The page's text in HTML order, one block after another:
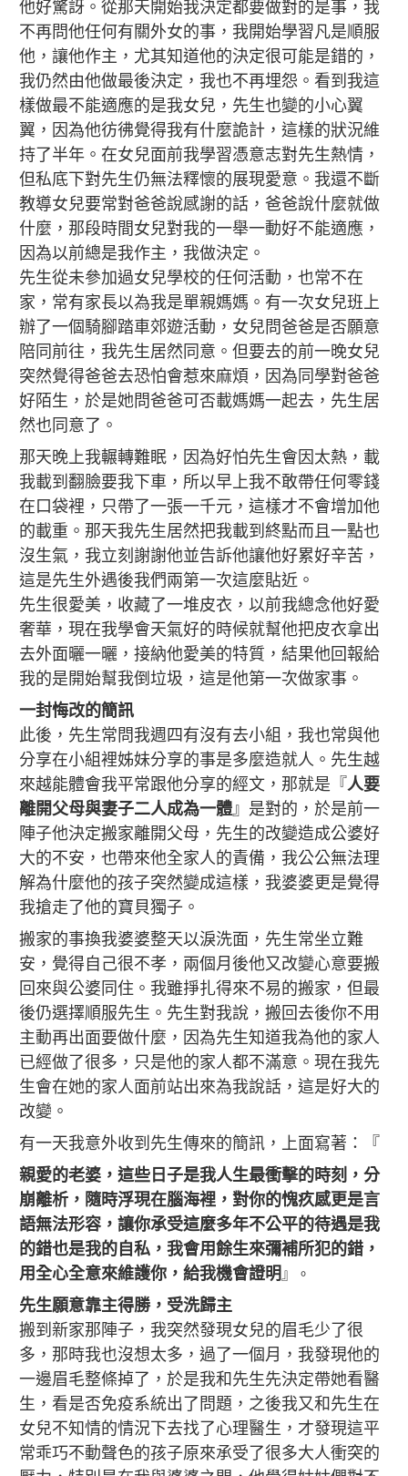
他好驚訝。從那天開始我決定都要做對的是事，我
不再問他任何有關外女的事，我開始學習凡是順服
他，讓他作主，尤其知道他的決定很可能是錯的，
我仍然由他做最後決定，我也不再埋怨。看到我這
樣做最不能適應的是我女兒，先生也變的小心翼
翼，因為他彷彿覺得我有什麼詭計，這樣的狀況維
持了半年。在女兒面前我學習憑意志對先生熱情，
但私底下對先生仍無法釋懷的展現愛意。我還不斷
教導女兒要常對爸爸說感謝的話，爸爸說什麼就做
什麼，那段時間女兒對我的一舉一動好不能適應，
因為以前總是我作主，我做決定。
先生從未參加過女兒學校的任何活動，也常不在
家，常有家長以為我是單親媽媽。有一次女兒班上
辦了一個騎腳踏車郊遊活動，女兒問爸爸是否願意
陪同前往，我先生居然同意。但要去的前一晚女兒
突然覺得爸爸去恐怕會惹來麻煩，因為同學對爸爸
好陌生，於是她問爸爸可否載媽媽一起去，先生居
然也同意了。
那天晚上我輾轉難眠，因為好怕先生會因太熱，載
我載到翻臉要我下車，所以早上我不敢帶任何零錢
在口袋裡，只帶了一張一千元，這樣才不會增加他
的載重。那天我先生居然把我載到終點而且一點也
沒生氣，我立刻謝謝他並告訴他讓他好累好辛苦，
這是先生外遇後我們兩第一次這麼貼近。
先生很愛美，收藏了一堆皮衣，以前我總念他好愛
奢華，現在我學會天氣好的時候就幫他把皮衣拿出
去外面曬一曬，接納他愛美的特質，結果他回報給
我的是開始幫我倒垃圾，這是他第一次做家事。
一封悔改的簡訊
此後，先生常問我週四有沒有去小組，我也常與他
分享在小組裡姊妹分享的事是多麼造就人。先生越
來越能體會我平常跟他分享的經文，那就是『 人要
離開父母與妻子二人成為一體』是對的，於是前一
陣子他決定搬家離開父母，先生的改變造成公婆好
大的不安，也帶來他全家人的責備，我公公無法理
解為什麼他的孩子突然變成這樣，我婆婆更是覺得
我搶走了他的寶貝獨子。
搬家的事換我婆婆整天以淚洗面，先生常坐立難
安，覺得自己很不孝，兩個月後他又改變心意要搬
回來與公婆同住。我雖掙扎得來不易的搬家，但最
後仍選擇順服先生。先生對我說，搬回去後你不用
主動再出面要做什麼，因為先生知道我為他的家人
已經做了很多，只是他的家人都不滿意。現在我先
生會在她的家人面前站出來為我說話，這是好大的
改變。
有一天我意外收到先生傳來的簡訊，上面寫著：『
親愛的老婆，這些日子是我人生最衝擊的時刻，分
崩離析，隨時浮現在腦海裡，對你的愧疚感更是言
語無法形容，讓你承受這麼多年不公平的待遇是我
的錯也是我的自私，我會用餘生來彌補所犯的錯，
用全心全意來維護你，給我機會證明 』。
先生願意靠主得勝，受洗歸主
搬到新家那陣子，我突然發現女兒的眉毛少了很
多，那時我也沒想太多，過了一個月，我發現他的
一邊眉毛整條掉了，於是我和先生先決定帶她看醫
生，看是否免疫系統出了問題，之後我又和先生在
女兒不知情的情況下去找了心理醫生，才發現這平
常乖巧不動聲色的孩子原來承受了很多大人衝突的